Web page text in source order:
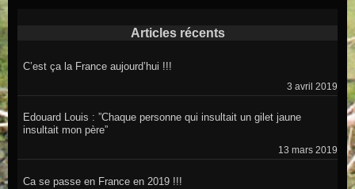
Articles récents
C’est ça la France aujourd’hui !!!
3 avril 2019
Edouard Louis : ”Chaque personne qui insultait un gilet jaune
insultait mon père”
13 mars 2019
Ca se passe en France en 2019 !!!